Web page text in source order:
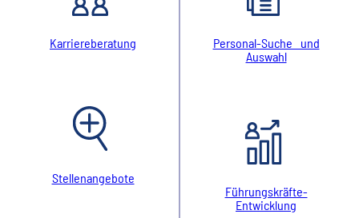
Karriereberatung
Stellenangebote
Personal-Suche und
Auswahl
Führungskräfte-
Entwicklung